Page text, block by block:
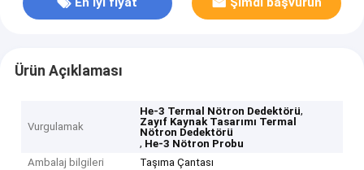
Ürün Açıklaması
Vurgulamak
He-3 Termal Nötron Dedektörü,
Zayıf Kaynak Tasarımı Termal
Nötron Dedektörü
, He-3 Nötron Probu
Ambalaj bilgileri
Taşıma Çantası